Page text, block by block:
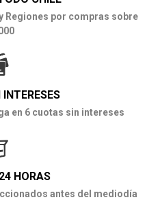
Regiones por compras sobre
en 6 cuotas sin intereses
HORAS
antes del mediodía